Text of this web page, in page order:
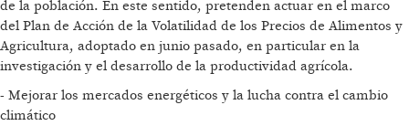
de la población. En este sentido, pretenden actuar en el marco
del Plan de Acción de la Volatilidad de los Precios de Alimentos y
Agricultura, adoptado en junio pasado, en particular en la
investigación y el desarrollo de la productividad agrícola.
- Mejorar los mercados energéticos y la lucha contra el cambio
climático